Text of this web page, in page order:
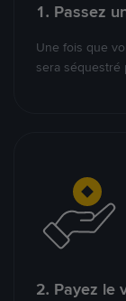
1. Passez
Une fois que
sera séquestré
2. Payez le